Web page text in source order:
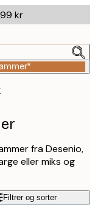
kr
fra Desenio,
eller miks og
Filtrer og sorter